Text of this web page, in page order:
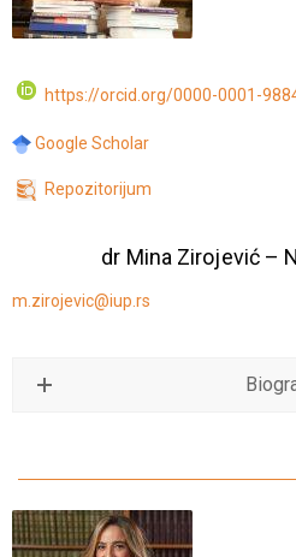
https://orcid.org/0000-0001-
Google Scholar
Repozitorijum
dr Mina Zirojević –
m.zirojevic@iup.rs